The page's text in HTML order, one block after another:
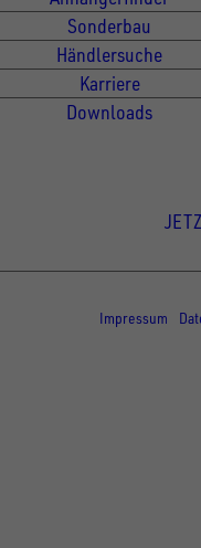
Sonderbau
Händlersuche
Karriere
Downloads
Impressum